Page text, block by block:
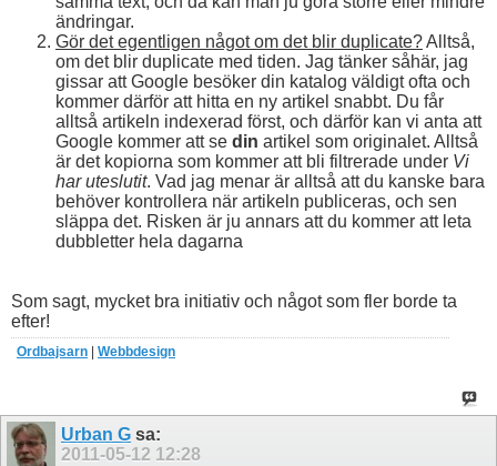
ändringar.
Gör det egentligen något om det blir duplicate?Alltså,
om det blir duplicate med tiden. Jag tänker såhär, jag
gissar att Google besöker din katalog väldigt ofta och
kommer därför att hitta en ny artikel snabbt. Du får
alltså artikeln indexerad först, och därför kan vi anta att
Google kommer att se din artikel som originalet. Alltså
är det kopiorna som kommer att bli filtrerade under Vi
har uteslutit. Vad jag menar är alltså att du kanske bara
behöver kontrollera när artikeln publiceras, och sen
släppa det. Risken är ju annars att du kommer att leta
dubbletter hela dagarna
Som sagt, mycket bra initiativ och något som fler borde ta
efter!
Ordbajsarn Webbdesign
Urban G sa:
2011-05-12 12:28